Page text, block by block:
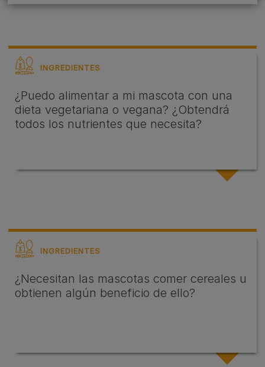
INGREDIENTES
¿Puedo alimentar a mi mascota con una
dieta vegetariana o vegana? ¿Obtendrá
todos los nutrientes que necesita?
INGREDIENTES
¿Necesitan las mascotas comer cereales u
obtienen algún beneficio de ello?